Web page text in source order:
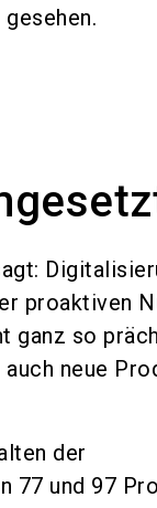
proaktiven
ganz so
neue
der
77 und 97